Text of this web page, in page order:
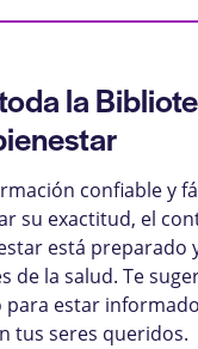
la
confiable y
su exactitud, el
está preparado
de la salud. Te
para estar
tus seres queridos.